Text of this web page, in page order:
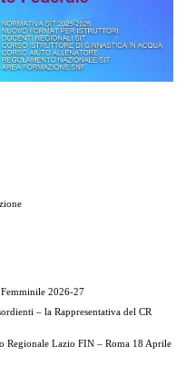
2026-27
– la Rappresentativa del CR
Regionale Lazio FIN – Roma 18 Aprile